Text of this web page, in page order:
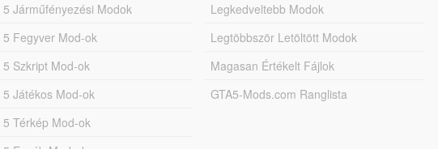
5 Járműfényezési Modok
5 Fegyver Mod-ok
5 Szkript Mod-ok
5 Játékos Mod-ok
5 Térkép Mod-ok
Legkedveltebb Modok
Legtöbbször Letöltött Modok
Magasan Értékelt Fájlok
GTA5-Mods.com Ranglista